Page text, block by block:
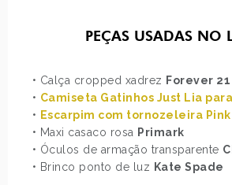
PEÇAS USADAS NO
• Calça cropped xadrez Forever 21
• Camiseta Gatinhos Just Lia
• Escarpim com tornozeleira
• Maxi casaco rosa Primark
• Óculos de armação transparente
• Brinco ponto de luz Kate Spade